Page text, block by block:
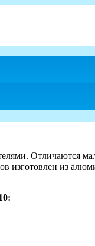
Отличаются
изготовлен из